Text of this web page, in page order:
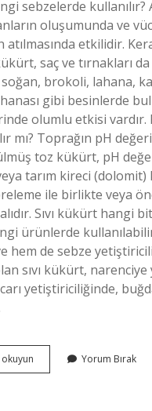
sebzelerde kullanılır?
oluşumunda ve
etkilidir.
saç ve tırnakları
soğan, brokoli, lahana,
gibi besinlerde
olumlu etkisi vardır.
mı? Toprağın pH
toz kükürt, pH
tarım kireci (dolomit)
ile birlikte veya
Sıvı kükürt hangi
ürünlerde
hem de sebze
sıvı kükürt,
yetiştiriciliğinde,
okuyun
Kükürt
Yorum Bırak